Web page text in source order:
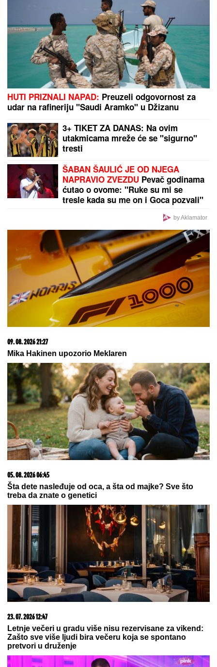
Srpski košarkaš pojačao podgoričku
Budućnost
Skandalozno! Ana Nikolić je slala poruke Jeleni
Radanović i pre dve godine! "Bolesno dete!"
Sin (29) mu je preminuo usled
komplikacija izazvanih bakterijom, a
pevač je od javnosti krio da je i on
sam nakon toga išao sa operacije na
operaciju
HUTI IZVELI JEDAN OD
NAJRAZORNIJIH UDARA:
Dronovima napali „Aramkovu“
rafineriju u Saudijskoj Arabiji
(VIDEO)
HUTI PRIZNALI NAPAD:Preuzeli odgovornost za
udar na rafineriju "Saudi Aramko" u Džizanu
3+ TIKET ZA DANAS: Na ovim
ŠABAN ŠAULIĆ JE OD NJEGA
NAPRAVIO ZVEZDUPevač godinama
ćutao o ovome: "Ruke su mi se
tresle kada su me on i Goca pozvali"
by Aklamator